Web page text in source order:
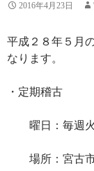
2016年4月23日
平成２８年５月
なります。
・定期稽古
曜日：毎週火
場所：宮古市